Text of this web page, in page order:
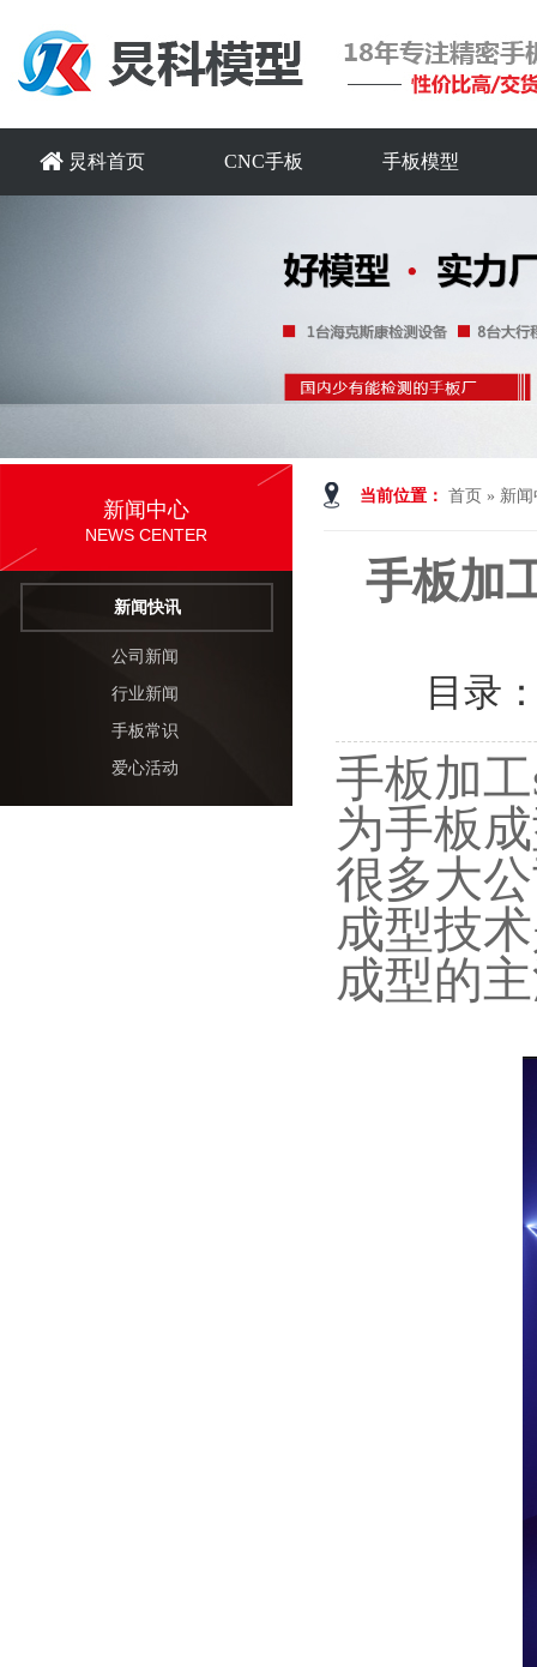
炅科首页 CNC手板 手板模型
当前位置： 首页 » 新
手板加
目录
手板加
为手板
很多大
成型技
成型的
新闻中心
NEWS CENTER
新闻快讯
公司新闻
行业新闻
手板常识
爱心活动